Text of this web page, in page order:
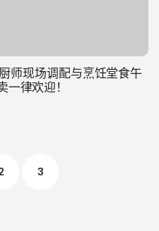
师现场调配与烹饪堂食午
一律欢迎！
3